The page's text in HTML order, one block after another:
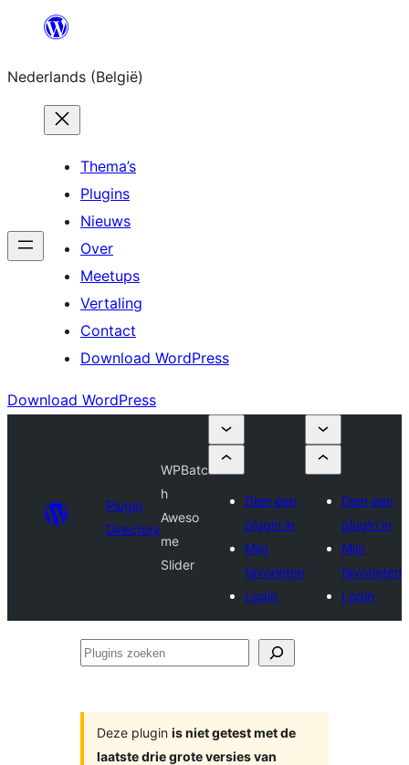
Spring
de
inhoud
Nederlands (België)
Thema’s
Plugins
Nieuws
Over
Meetups
Vertaling
Contact
Download WordPress
Download WordPress
Plugin
Directory
WPBatc
h
Aweso
me
Slider
Dien een
plugin in
Mijn
favorieten
Login
Dien een
plugin in
Mijn
favorieten
Login
Plugins
Deze plugin is niet getest met de
laatste drie grote versies van